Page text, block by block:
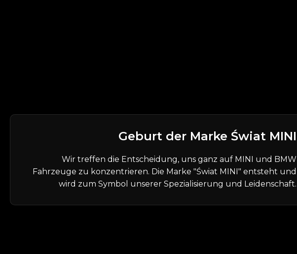
Geburt der Marke Świat MINI
Wir treffen die Entscheidung, uns ganz auf MINI und BMW
Fahrzeuge zu konzentrieren. Die Marke "Świat MINI" entsteht und
wird zum Symbol unserer Spezialisierung und Leidenschaft.